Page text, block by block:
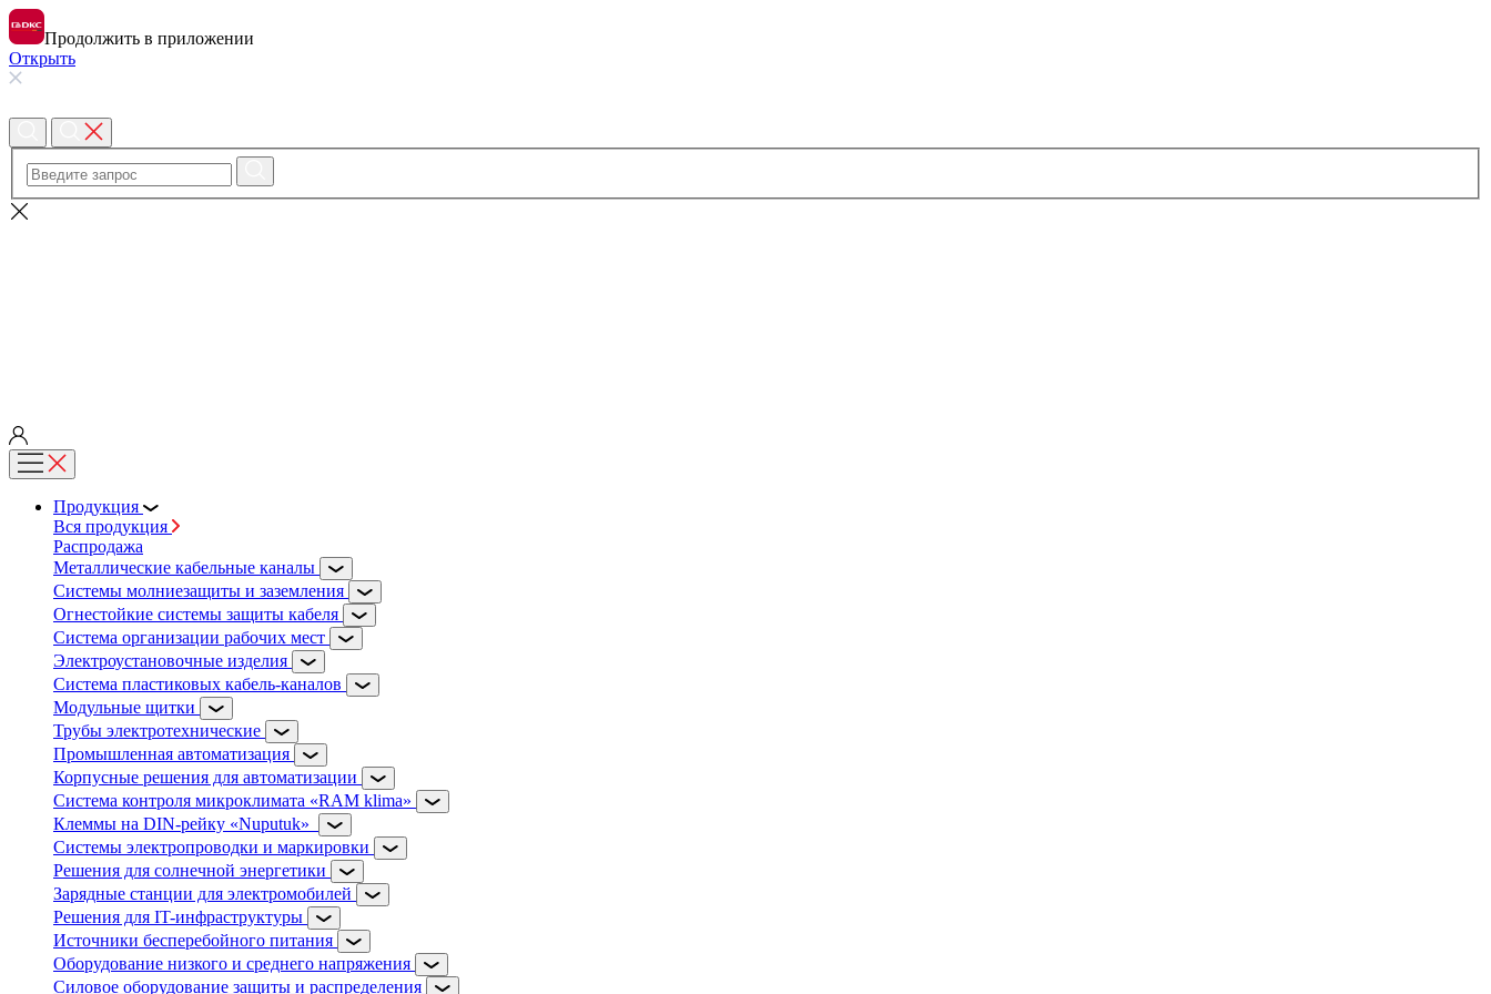
Продолжить в приложении
Открыть
Продукция
Вся продукция
Распродажа
Металлические кабельные каналы
Системы молниезащиты и заземления
Огнестойкие системы защиты кабеля
Система организации рабочих мест
Электроустановочные изделия
Система пластиковых кабель-каналов
Модульные щитки
Трубы электротехнические
Промышленная автоматизация
Корпусные решения для автоматизации
Система контроля микроклимата «RAM klima»
Клеммы на DIN-рейку «Nuputuk»
Системы электропроводки и маркировки
Решения для солнечной энергетики
Зарядные станции для электромобилей
Решения для IT-инфраструктуры
Источники бесперебойного питания
Оборудование низкого и среднего напряжения
Силовое оборудование защиты и распределения